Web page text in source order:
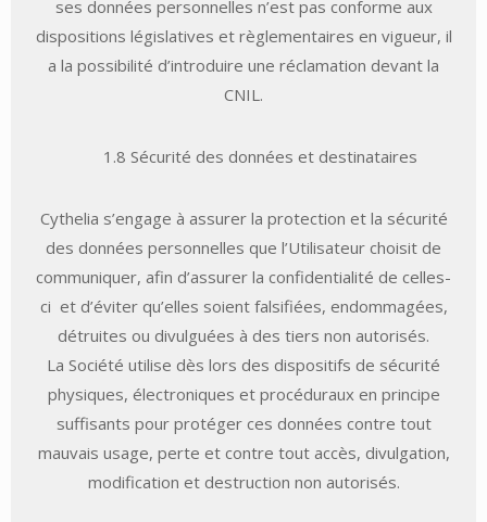
ses données personnelles n’est pas conforme aux
dispositions législatives et règlementaires en vigueur, il
a la possibilité d’introduire une réclamation devant la
CNIL.
1.8 Sécurité des données et destinataires
Cythelia s’engage à assurer la protection et la sécurité
des données personnelles que l’Utilisateur choisit de
communiquer, afin d’assurer la confidentialité de celles-
ci et d’éviter qu’elles soient falsifiées, endommagées,
détruites ou divulguées à des tiers non autorisés.
La Société utilise dès lors des dispositifs de sécurité
physiques, électroniques et procéduraux en principe
suffisants pour protéger ces données contre tout
mauvais usage, perte et contre tout accès, divulgation,
modification et destruction non autorisés.